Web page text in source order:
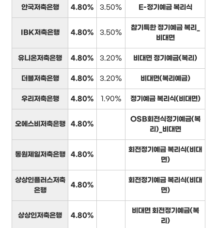
안국저축은행 4.80% 3.50% E-정기예금 복리식
IBK저축은행 4.80% 3.50%
참기특한 정기예금 복리_
비대면
유니온저축은행 4.80% 3.20% 비대면 정기예금(복리)
더블저축은행 4.80% 3.20% 비대면(복리예금)
우리저축은행 4.80% 1.90% 정기예금 복리식(비대면)
오에스비저축은행 4.80%
OSB회전식정기예금(복
리)_비대면
동원제일저축은행 4.80%
회전정기예금 복리식(비대
면)
상상인플러스저축
은행
4.80%
회전정기예금 복리식(비대
면)
상상인저축은행 4.80%
비대면 회전정기예금(복
리)